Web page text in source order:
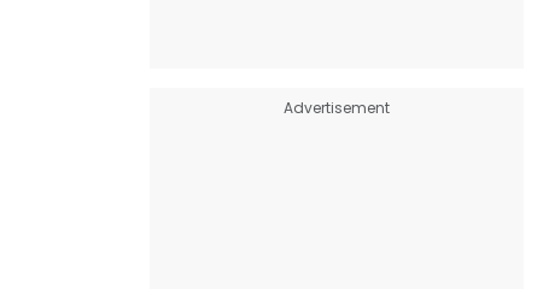
Advertisement